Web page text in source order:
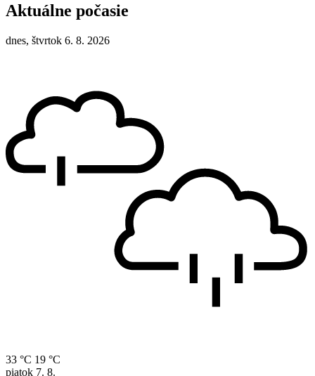
Aktuálne počasie
dnes, štvrtok 6. 8. 2026
33 °C 19 °C
piatok 7. 8.